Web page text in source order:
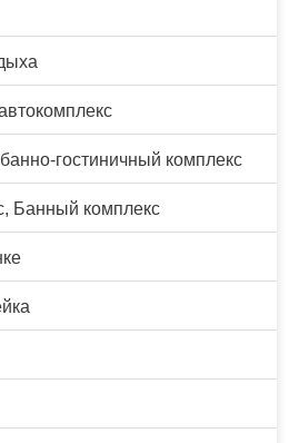
гостиничный комплекс
Банный комплекс